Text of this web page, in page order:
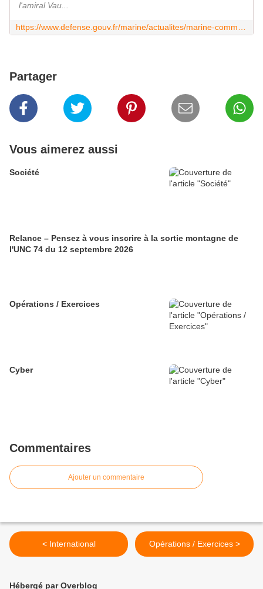
l'amiral Vau...
Partager
Vous aimerez aussi
Société
Relance – Pensez à vous inscrire à la sortie montagne de
l'UNC 74 du 12 septembre 2026
Opérations / Exercices
Cyber
Commentaires
Ajouter un commentaire
< International Opérations / Exercices >
Hébergé par Overblog